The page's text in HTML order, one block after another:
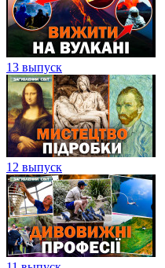
13 выпуск
12 выпуск